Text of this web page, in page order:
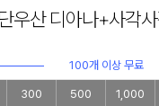
우산 디아나+사각
100개 이상 무료
300 500 1,000